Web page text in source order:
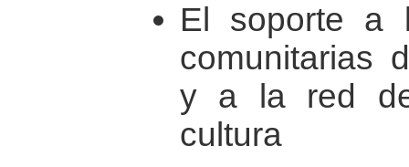
El soporte a
comunitarias
y a la red
cultura